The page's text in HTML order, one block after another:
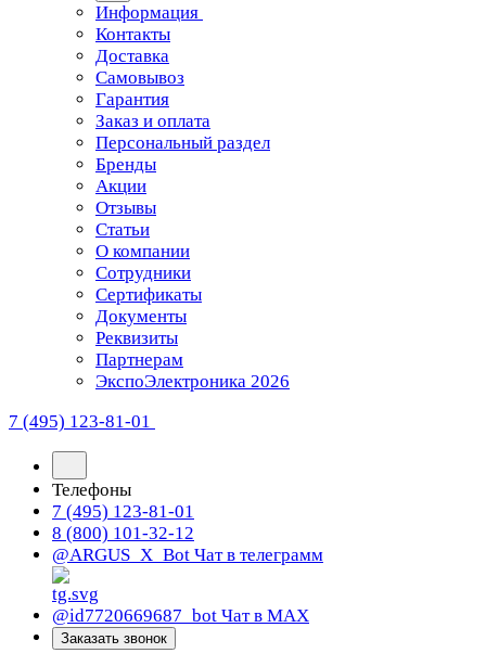
Информация
Контакты
Доставка
Самовывоз
Гарантия
Заказ и оплата
Персональный раздел
Бренды
Акции
Отзывы
Статьи
О компании
Сотрудники
Сертификаты
Документы
Реквизиты
Партнерам
ЭкспоЭлектроника 2026
7 (495) 123-81-01
Телефоны
7 (495) 123-81-01
8 (800) 101-32-12
@ARGUS_X_Bot Чат в телеграмм
@id7720669687_bot Чат в МАХ
Заказать звонок